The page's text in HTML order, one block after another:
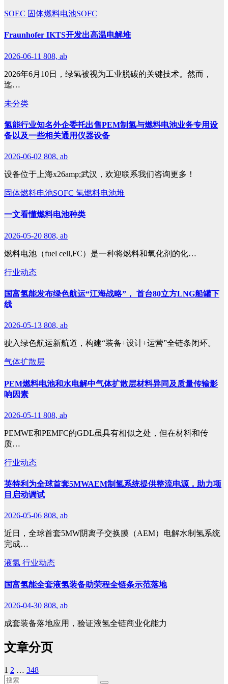
SOEC 固体燃料电池SOFC
Fraunhofer IKTS开发出高温电解堆
2026-06-11 808, ab
2026年6月10日，绿氢被视为工业脱碳的关键技术。然而，
迄…
未分类
氢能行业知名外企委托出售PEM制氢与燃料电池业务专用设
备以及一些相关通用仪器设备
2026-06-02 808, ab
设备位于上海x26amp;武汉，欢迎联系我们咨询更多！
固体燃料电池SOFC 氢燃料电池堆
一文看懂燃料电池种类
2026-05-20 808, ab
燃料电池（fuel cell,FC）是一种将燃料和氧化剂的化…
行业动态
国富氢能发布绿色航运“江海战略”， 首台80立方LNG船罐下
线
2026-05-13 808, ab
驶入绿色航运新航道，构建“装备+设计+运营”全链条闭环。
气体扩散层
PEM燃料电池和水电解中气体扩散层材料异同及质量传输影
响因素
2026-05-11 808, ab
PEMWE和PEMFC的GDL虽具有相似之处，但在材料和传
质…
行业动态
英特利为全球首套5MWAEM制氢系统提供整流电源，助力项
目启动调试
2026-05-06 808, ab
近日，全球首套5MW阴离子交换膜（AEM）电解水制氢系统
完成…
液氢 行业动态
国富氢能全套液氢装备助荣程全链条示范落地
2026-04-30 808, ab
成套装备落地应用，验证液氢全链商业化能力
文章分页
1 2 … 348